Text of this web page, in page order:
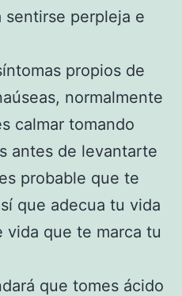
sentirse perpleja e
propios de
normalmente
calmar tomando
antes de levantarte
probable que te
que adecua tu vida
vida que te marca tu
que tomes ácido